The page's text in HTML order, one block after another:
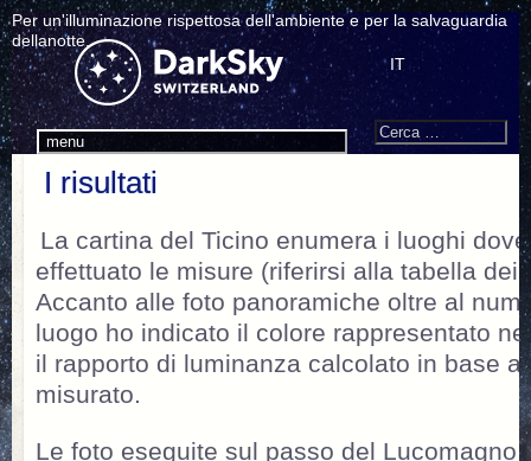
Per un'illuminazione rispettosa dell'ambiente e per la salvaguardia
dellanotte.
menu
IT
Search
Cerca:
I risultati
La cartina del Ticino enumera i luoghi
effettuato le misure (riferirsi alla tabella dei
Accanto alle foto panoramiche oltre al
luogo ho indicato il colore rappresentato
il rapporto di luminanza calcolato in base
misurato.
Le foto eseguite sul passo del Lucomagno